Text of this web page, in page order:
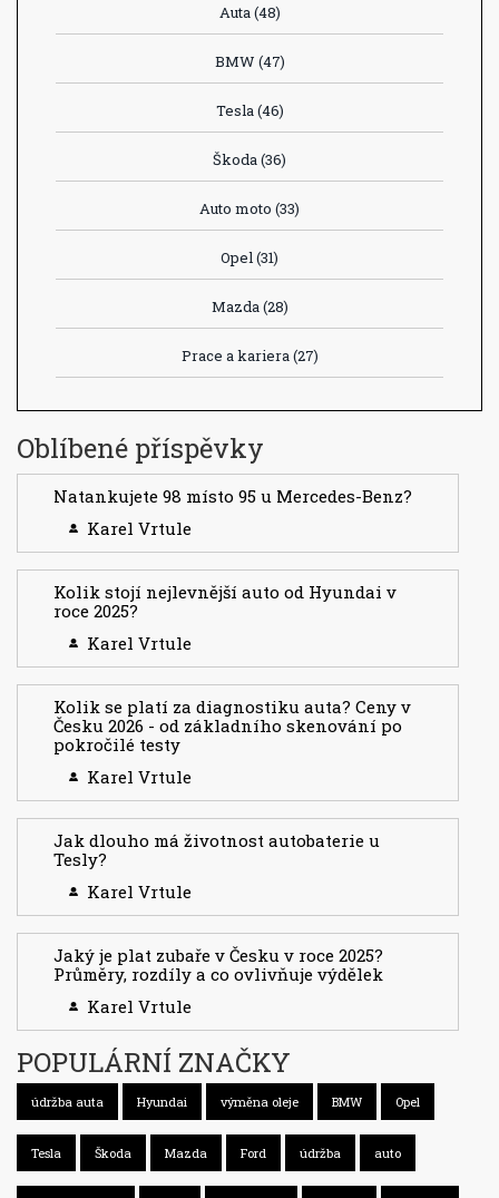
Auta (48)
BMW (47)
Tesla (46)
Škoda (36)
Auto moto (33)
Opel (31)
Mazda (28)
Prace a kariera (27)
Oblíbené příspěvky
Natankujete 98 místo 95 u Mercedes-Benz?
Karel Vrtule
Kolik stojí nejlevnější auto od Hyundai v
roce 2025?
Karel Vrtule
Kolik se platí za diagnostiku auta? Ceny v
Česku 2026 - od základního skenování po
pokročilé testy
Karel Vrtule
Jak dlouho má životnost autobaterie u
Tesly?
Karel Vrtule
Jaký je plat zubaře v Česku v roce 2025?
Průměry, rozdíly a co ovlivňuje výdělek
Karel Vrtule
POPULÁRNÍ ZNAČKY
údržba auta Hyundai výměna oleje BMW Opel
Tesla Škoda Mazda Ford údržba auto